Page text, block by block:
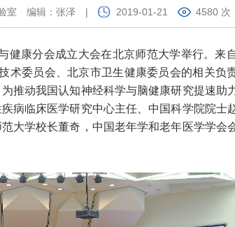
室 编辑：张泽 | 2019-01-21 4580 次
健康分会成立大会在北京师范大学举行。来
术委员会、北京市卫生健康委员会的相关负
推动我国认知神经科学与脑健康研究提速助力
病临床医学研究中心主任、中国科学院院士
大学校长董奇，中国老年学和老年医学学会